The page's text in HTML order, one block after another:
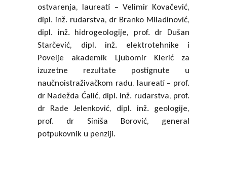
ostvarenja, laureati – Velimir Kovačević,
dipl. inž. rudarstva, dr Branko Miladinović,
dipl. inž. hidrogeologije, prof. dr Dušan
Starčević, dipl. inž. elektrotehnike i
Povelje akademik Ljubomir Klerić za
izuzetne rezultate postignute u
naučnoistraživačkom radu, laureati – prof.
dr Nadežda Ćalić, dipl. inž. rudarstva, prof.
dr Rade Jelenković, dipl. inž. geologije,
prof. dr Siniša Borović, general
potpukovnik u penziji.